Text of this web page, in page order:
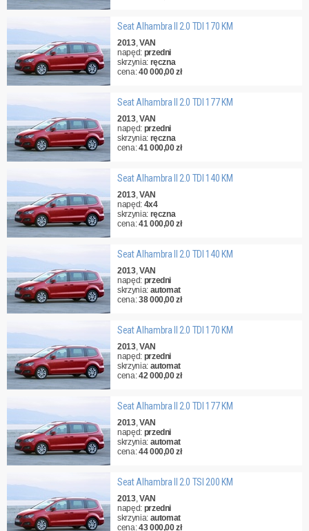
Seat Alhambra II 2.0 TDI 170 KM
2013,VAN
napęd: przedni
skrzynia: ręczna
cena:40 000,00 zł
Seat Alhambra II 2.0 TDI 177 KM
2013,VAN
napęd: przedni
skrzynia: ręczna
cena:41 000,00 zł
Seat Alhambra II 2.0 TDI 140 KM
2013,VAN
napęd: 4x4
skrzynia: ręczna
cena:41 000,00 zł
Seat Alhambra II 2.0 TDI 140 KM
2013,VAN
napęd: przedni
skrzynia: automat
cena:38 000,00 zł
Seat Alhambra II 2.0 TDI 170 KM
2013,VAN
napęd: przedni
skrzynia: automat
cena:42 000,00 zł
Seat Alhambra II 2.0 TDI 177 KM
2013,VAN
napęd: przedni
skrzynia: automat
cena:44 000,00 zł
Seat Alhambra II 2.0 TSI 200 KM
2013,VAN
napęd: przedni
skrzynia: automat
cena:43 000,00 zł